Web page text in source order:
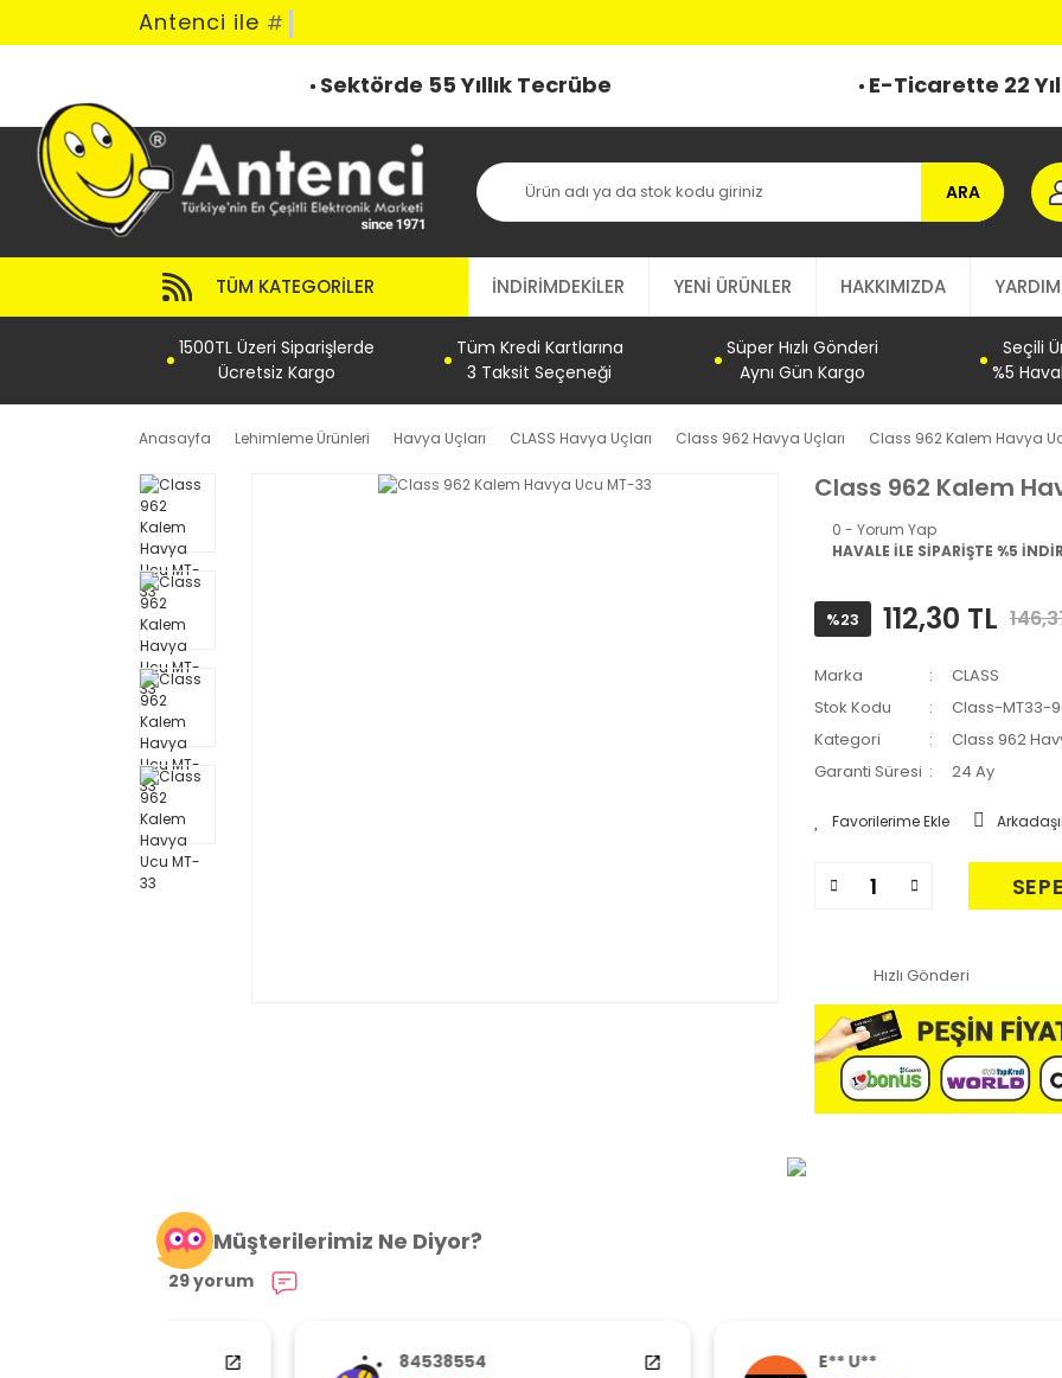
Antenci ile #
Sektörde 55 Yıllık Tecrübe E-Ticarette 22
ARA
TÜM KATEGORILER İNDİRİMDEKİLER YENİ ÜRÜNLER HAKKIMIZDA YARDIM
1500TL Üzeri Siparişlerde
Ücretsiz Kargo
Tüm Kredi Kartlarına
3 Taksit Seçeneği
Süper Hızlı Gönderi
Aynı Gün Kargo
Seçili
%5
Anasayfa Lehimleme Ürünleri Havya Uçları CLASS Havya Uçları Class 962 Havya Uçları Class 962 Kalem Havya
Class 962 Kalem
0 - Yorum Yap
HAVALE İLE SİPARİŞTE %5
%23 112,30 TL
Marka
CLASS
Stok Kodu
Class-MT33-
Kategori
Class 962
Garanti Süresi
24 Ay
Hızlı Gönderi
Müşterilerimiz Ne Diyor?
29 yorum
84538554 E** U**